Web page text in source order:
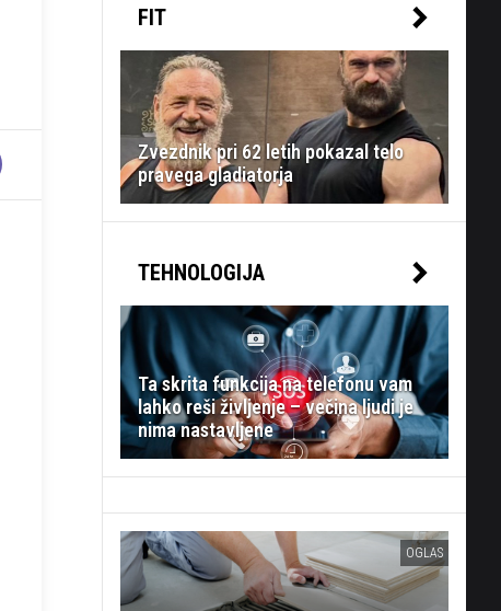
FIT
Zvezdnik pri 62 letih pokazal telo
pravega gladiatorja
TEHNOLOGIJA
Ta skrita funkcija na telefonu vam
lahko reši življenje – večina ljudi je
nima nastavljene
OGLAS